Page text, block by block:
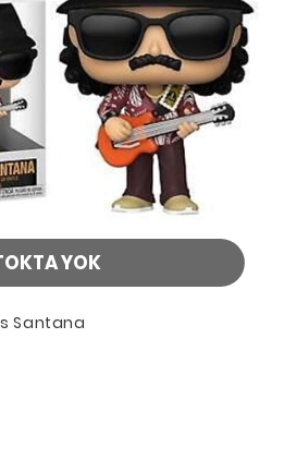
YOK
Santana